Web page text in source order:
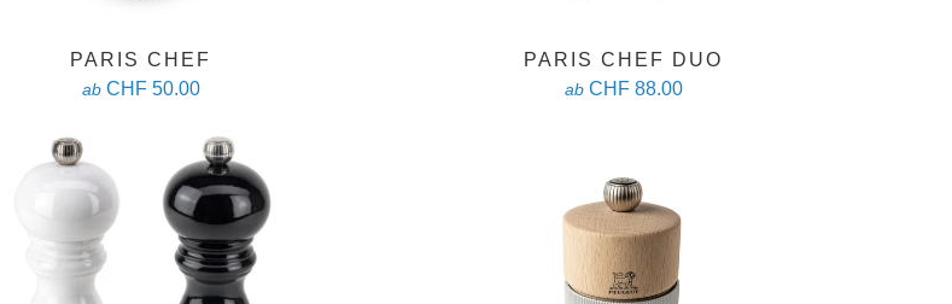
PARIS CHEF
ab CHF 50.00
PARIS CHEF DUO
ab CHF 88.00